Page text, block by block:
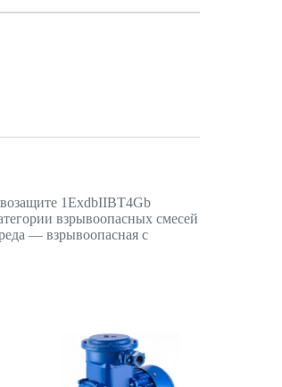
1ExdbIIBT4Gb
взрывоопасных смесей
— взрывоопасная с